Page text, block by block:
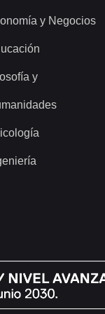
y Negocios
y